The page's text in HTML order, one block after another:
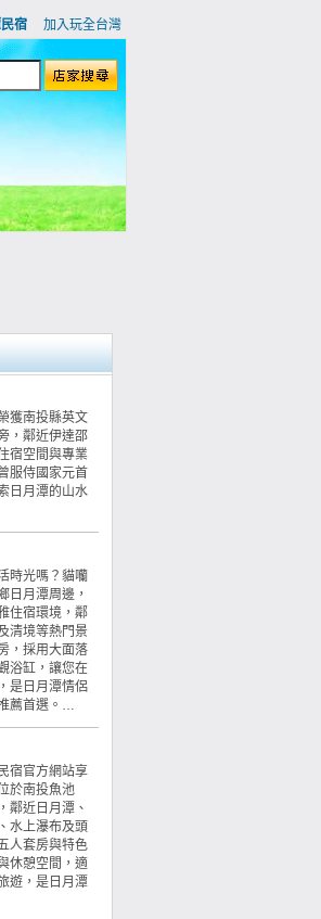
宿 加入玩全台灣
獲南投縣英文
，鄰近伊達邵
宿空間與專業
服侍國家元首
日月潭的山水
時光嗎？貓囒
日月潭周邊，
住宿環境，鄰
清境等熱門景
，採用大面落
浴缸，讓您在
是日月潭情侶
薦首選。…
宿官方網站享
於南投魚池
鄰近日月潭、
水上瀑布及頭
人套房與特色
休憩空間，適
遊，是日月潭